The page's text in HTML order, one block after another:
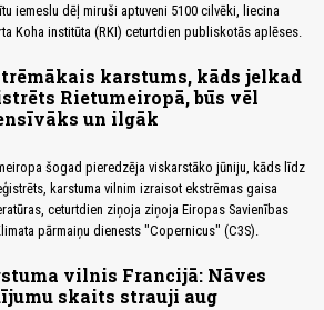
iemeslu dēļ miruši aptuveni 5100 cilvēki, liecina
Koha institūta (RKI) ceturtdien publiskotās aplēses.
karstums, kāds jelkad
Rietumeiropā, būs vēl
un ilgāk
šogad pieredzēja viskarstāko jūniju, kāds līdz
karstuma vilnim izraisot ekstrēmas gaisa
ceturtdien ziņoja ziņoja Eiropas Savienības
pārmaiņu dienests "Copernicus" (C3S).
vilnis Francijā: Nāves
skaits strauji aug